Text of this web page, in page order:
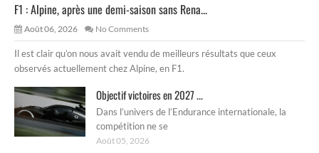
F1 : Alpine, après une demi-saison sans Rena...
Août 06, 2026 No Comments
Il est clair qu’on nous avait vendu de meilleurs résultats que ceux
observés actuellement chez Alpine, en F1.
Objectif victoires en 2027 ...
Dans l’univers de l’Endurance internationale, la
compétition ne se
Août 05, 2026